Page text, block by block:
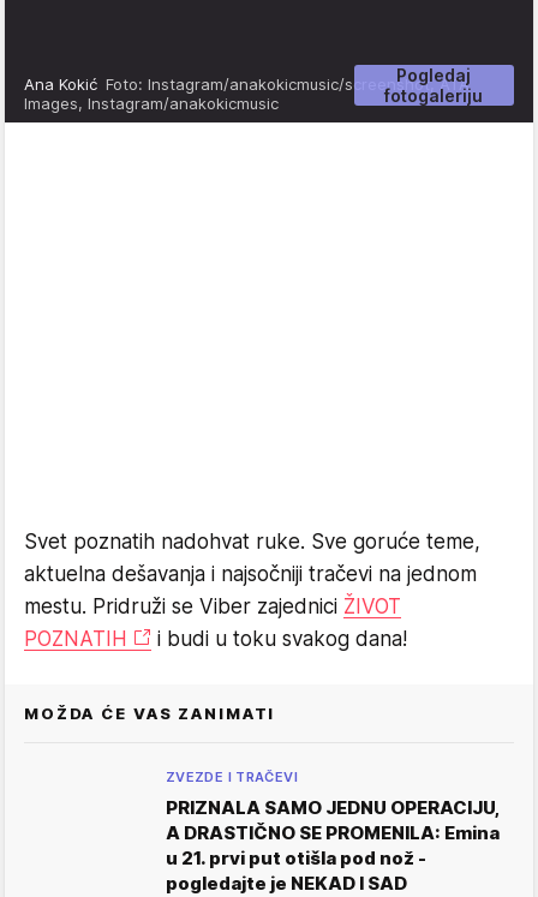
Pogledaj
fotogaleriju
Ana Kokić Foto: Instagram/anakokicmusic/screenshot, ATA
Images, Instagram/anakokicmusic
Svet poznatih nadohvat ruke. Sve goruće teme,
aktuelna dešavanja i najsočniji tračevi na jednom
mestu. Pridruži se Viber zajednici ŽIVOT
POZNATIH
i budi u toku svakog dana!
MOŽDA ĆE VAS ZANIMATI
ZVEZDE I TRAČEVI
PRIZNALA SAMO JEDNU OPERACIJU,
A DRASTIČNO SE PROMENILA: Emina
u 21. prvi put otišla pod nož -
pogledajte je NEKAD I SAD